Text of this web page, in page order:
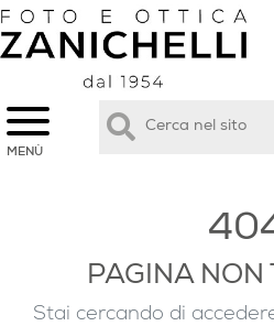
MENÙ
PAGINA NON
Stai cercando di